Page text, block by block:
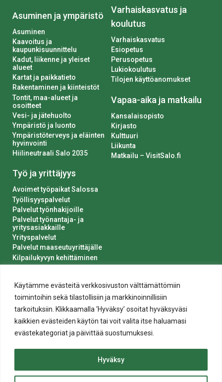
Käytämme evästeitä verkkosivuston välttämättömiin
toimintoihin sekä tilastollisiin ja markkinoinnillisiin
tarkoituksiin. Klikkaamalla ‘Hyväksy’ osoitat hyväksyväsi
kaikkien evästeiden käytön tai voit valita itse haluamasi
evästekategoriat ja päivittää suostumuksesi.
Hyväksy
Asuminen ja ympäristö
Asuminen
Kaavoitus ja
kaupunkisuunnittelu
Kadut, liikenne ja yleiset
alueet
Kartat ja paikkatieto
Rakentaminen ja kiinteistöt
Tontit, maa-alueet ja
osoitteet
Vesi- ja jätehuolto
Ympäristö ja luonto
Ympäristöterveys ja eläinten
hyvinvointi
Hiilineutraali Salo 2035
Työ ja yrittäjyys
Avoimet työpaikat Salossa
Työllisyyspalvelut
Palvelut työnhakijoille
Palvelut työnantaja- ja
yritysasiakkaille
Yrityspalvelut
Palvelut maaseutuyrittäjälle
Kilpailukyvyn kehittäminen
Varhaiskasvatus ja
koulutus
Varhaiskasvatus
Esiopetus
Perusopetus
Lukiokoulutus
Tilojen käyttöanomukset
Vapaa-aika ja matkailu
Kansalaisopisto
Kirjasto
Kulttuuri
Liikunta
Matkailu – VisitSalo.fi
Saavutettavuusseloste